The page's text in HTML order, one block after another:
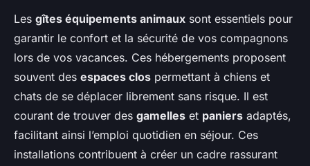
Les gîtes équipements animaux sont essentiels pour
garantir le confort et la sécurité de vos compagnons
lors de vos vacances. Ces hébergements proposent
souvent des espaces clos permettant à chiens et
chats de se déplacer librement sans risque. Il est
courant de trouver des gamelles et paniers adaptés,
facilitant ainsi l’emploi quotidien en séjour. Ces
installations contribuent à créer un cadre rassurant